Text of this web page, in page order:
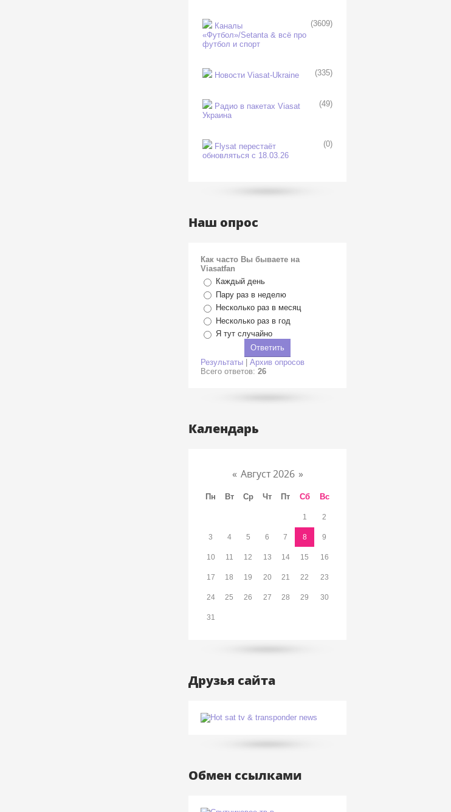
Каналы
«Футбол»/Setanta & всё про
футбол и спорт
(3609)
Новости Viasat-Ukraine (335)
Радио в пакетах Viasat
Украина
(49)
Flysat перестаёт
обновляться с 18.03.26
(0)
Наш опрос
Как часто Вы бываете на
Viasatfan
Каждый день
Пару раз в неделю
Несколько раз в месяц
Несколько раз в год
Я тут случайно
Результаты
Архив опросов
Всего ответов: 26
Календарь
« Август 2026 »
Пн Вт Ср Чт Пт Сб Вс
1 2
3 4 5 6 7 8 9
10 11 12 13 14 15 16
17 18 19 20 21 22 23
24 25 26 27 28 29 30
31
Друзья сайта
Обмен ссылками